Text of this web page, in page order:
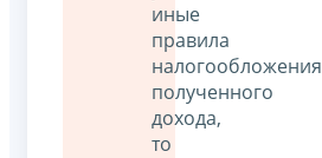
иные
правила
налогообложения
полученного
дохода,
то